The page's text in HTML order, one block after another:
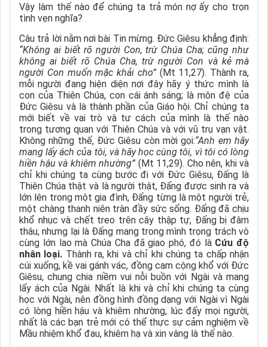
Vậy làm thế nào để chúng ta trả món nợ ấy cho trọn
tình vẹn nghĩa?
Câu trả lời nằm nơi bài Tin mừng. Đức Giêsu khẳng định:
“Không ai biết rõ người Con, trừ Chúa Cha; cũng như
không ai biết rõ Chúa Cha, trừ người Con và kẻ mà
người Con muốn mặc khải cho” (Mt 11,27). Thành ra,
mỗi người đang hiện diện nơi đây hãy ý thức mình là
con của Thiên Chúa, con cái ánh sáng; là môn đệ của
Đức Giêsu và là thành phần của Giáo hội. Chỉ chúng ta
mới biết về vai trò và tư cách của mình là thế nào
trong tương quan với Thiên Chúa và với vũ trụ vạn vật.
Không những thế, Đức Giêsu còn mời gọi:“Anh em hãy
mang lấy ách của tôi, và hãy học cùng tôi, vì tôi có lòng
hiền hậu và khiêm nhường” (Mt 11,29). Cho nên, khi và
chỉ khi chúng ta cùng bước đi với Đức Giêsu, Đấng là
Thiên Chúa thật và là người thật, Đấng được sinh ra và
lớn lên trong một gia đình,Đấng từng là một người trẻ,
một chàng thanh niên tràn đầy sức sống. Đấng đã chịu
khổ nhục và chết treo trên cây thập tự, Đấng bị đâm
thâu, nhưng lại là Đấng mang trong mình trọng trách vô
cùng lớn lao mà Chúa Cha đã giao phó, đó là Cứu độ
nhân loại. Thành ra, khi và chỉ khi chúng ta chấp nhận
cúi xuống, kề vai gánh vác, đồng cam cộng khổ với Đức
Giêsu, chung chia niềm vui nỗi buồn với Ngài và mang
lấy ách của Ngài. Nhất là khi và chỉ khi chúng ta cùng
học với Ngài, nên đồng hình đồng dạng với Ngài vì Ngài
có lòng hiền hậu và khiêm nhường, lúc đấy mọi người,
nhất là các bạn trẻ mới có thể thực sự cảm nghiệm về
Mầu nhiệm khổ đau, khiêm hạ và xin vâng là thế nào.